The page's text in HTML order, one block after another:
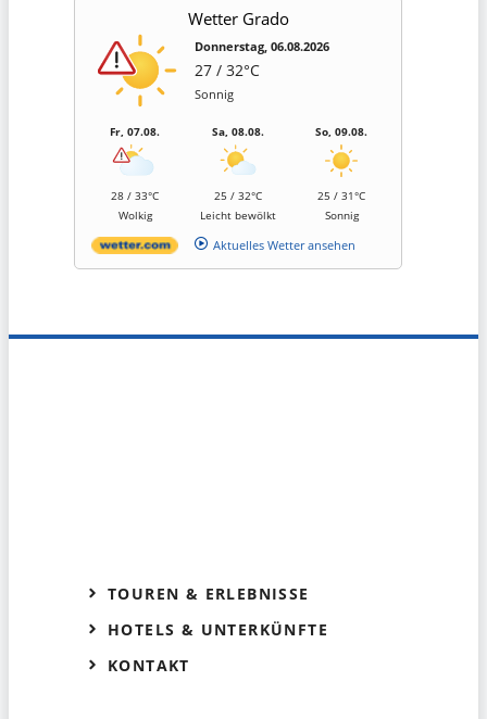
Wetter Grado
Donnerstag, 06.08.2026
27 / 32°C
Sonnig
Fr, 07.08.
28 / 33°C
Wolkig
Sa, 08.08.
25 / 32°C
Leicht bewölkt
So, 09.08.
25 / 31°C
Sonnig
Aktuelles Wetter ansehen
TOUREN & ERLEBNISSE
HOTELS & UNTERKÜNFTE
KONTAKT